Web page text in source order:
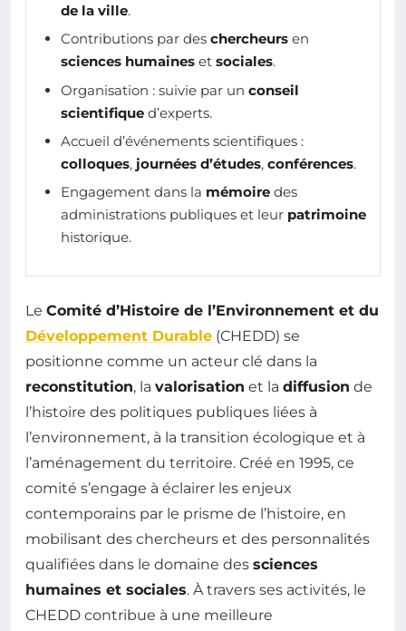
de la ville.
Contributions par des chercheurs en
sciences humaines et sociales.
Organisation : suivie par un conseil
scientifique d’experts.
Accueil d’événements scientifiques :
colloques, journées d’études, conférences.
Engagement dans la mémoire des
administrations publiques et leur patrimoine
historique.
Le Comité d’Histoire de l’Environnement et du
Développement Durable (CHEDD) se
positionne comme un acteur clé dans la
reconstitution, la valorisation et la diffusion de
l’histoire des politiques publiques liées à
l’environnement, à la transition écologique et à
l’aménagement du territoire. Créé en 1995, ce
comité s’engage à éclairer les enjeux
contemporains par le prisme de l’histoire, en
mobilisant des chercheurs et des personnalités
qualifiées dans le domaine des sciences
humaines et sociales. À travers ses activités, le
CHEDD contribue à une meilleure